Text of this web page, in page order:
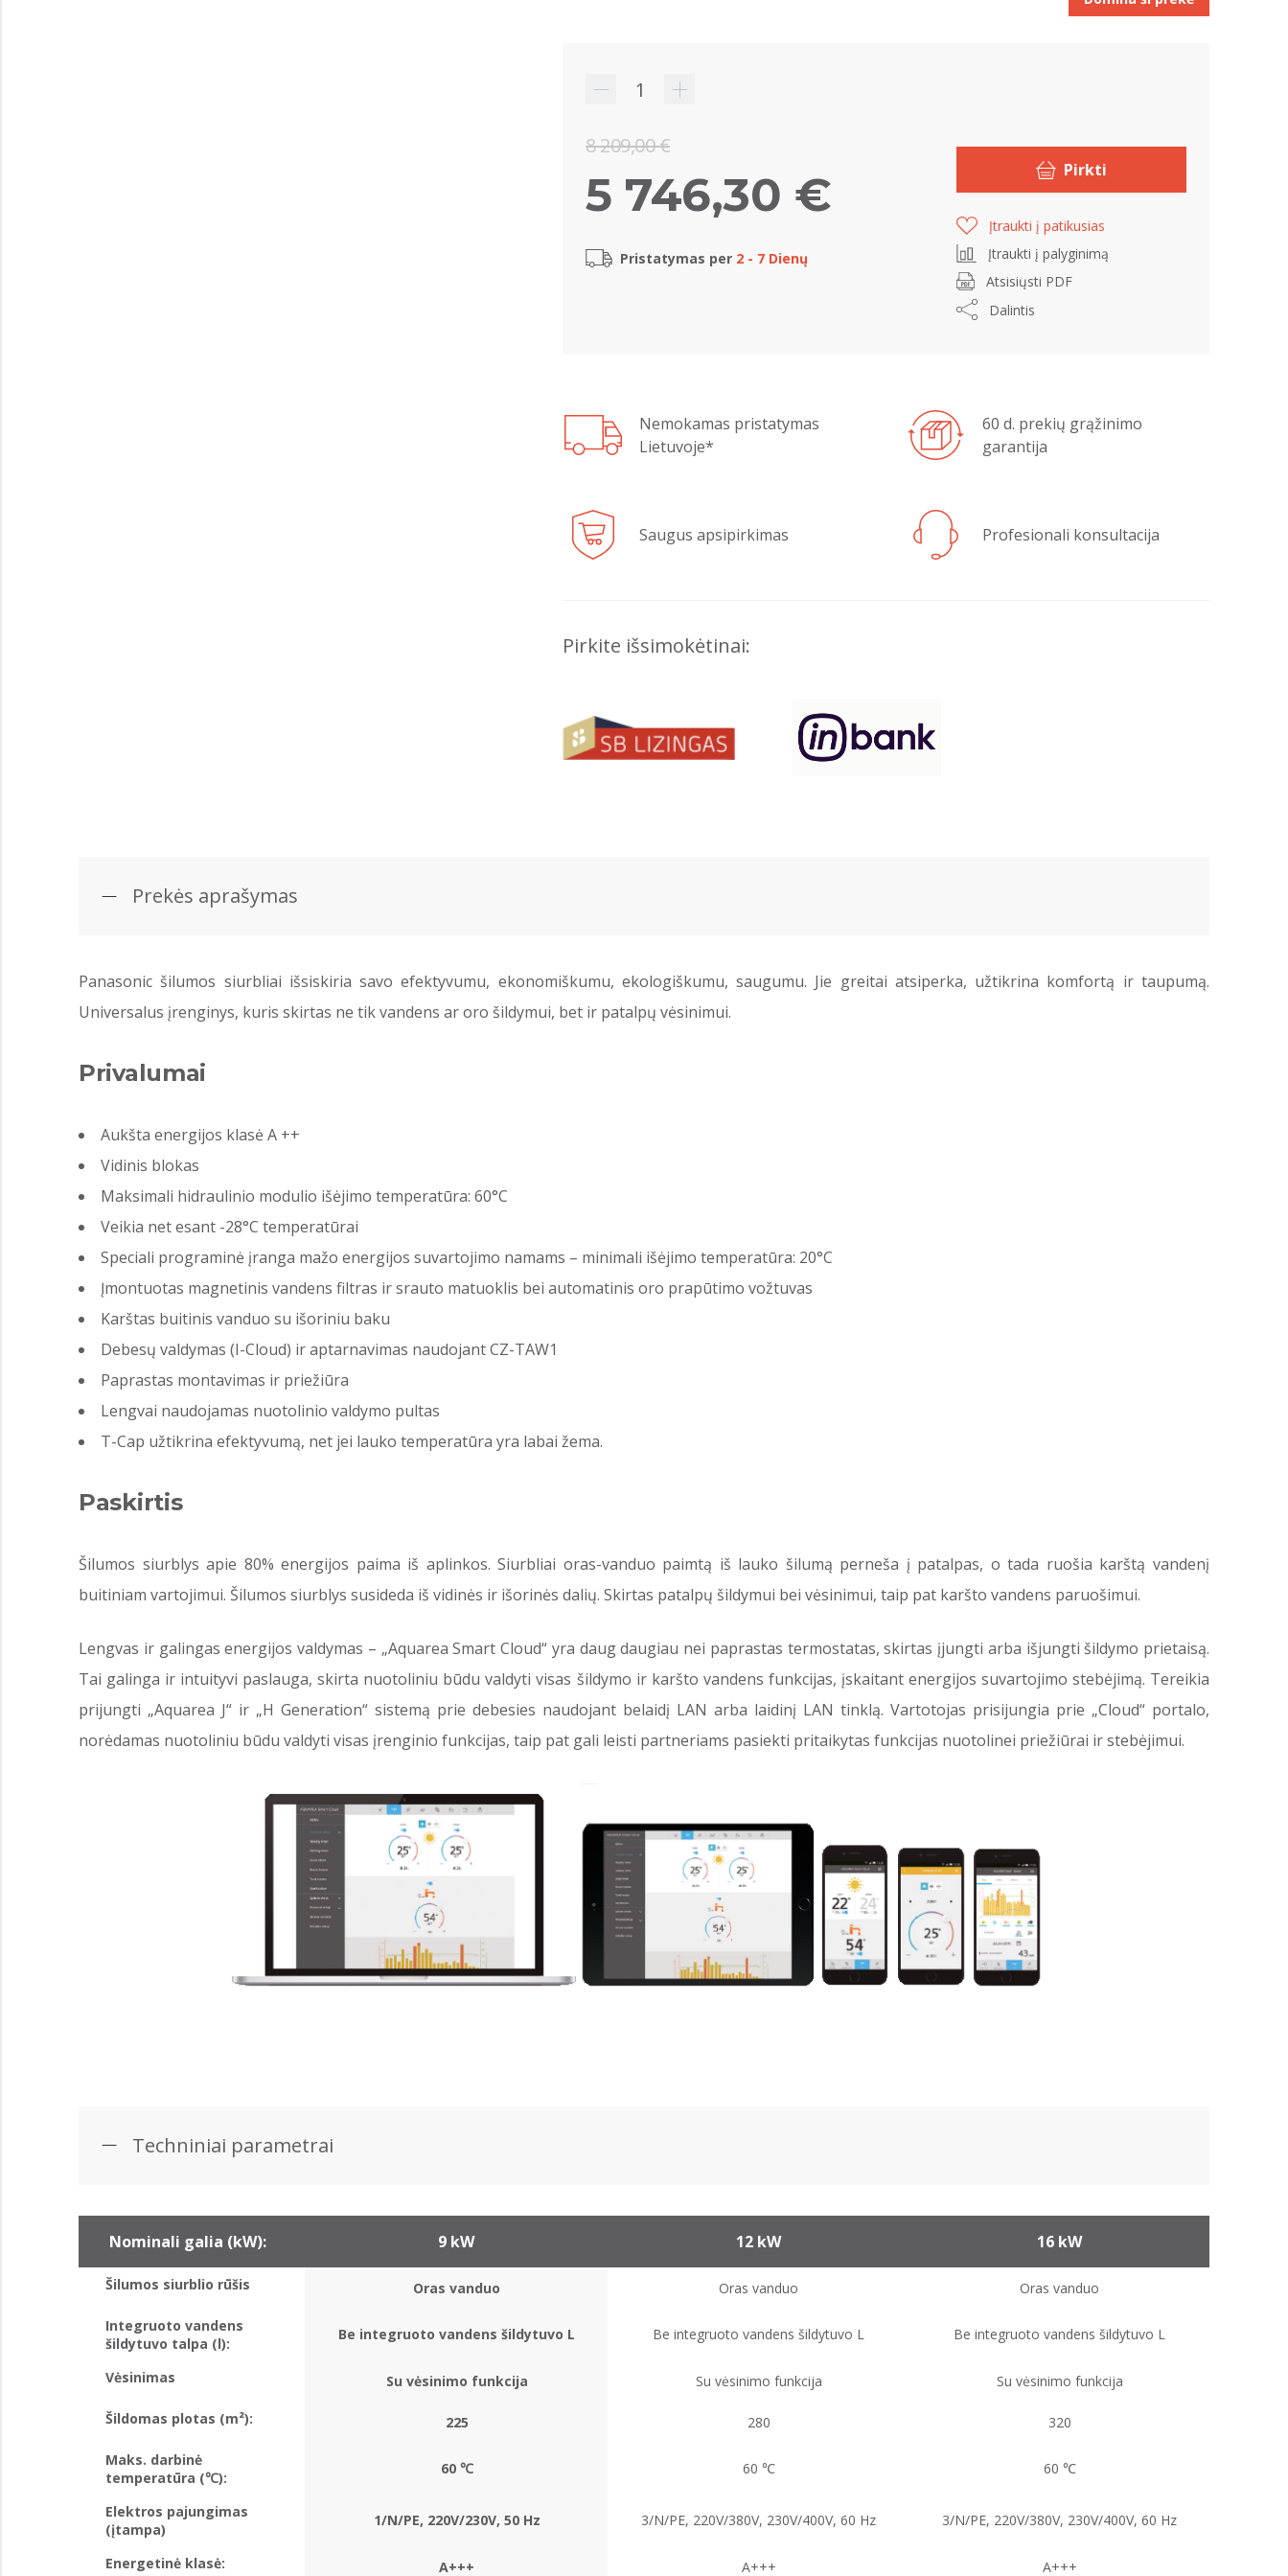
8 209,00 €
5 746,30 €
Pristatymas per 2 - 7 Dienų
Pirkti
Įtraukti į patikusias
Įtraukti į palyginimą
Atsisiųsti PDF
Dalintis
Nemokamas pristatymas
Lietuvoje*
60 d. prekių grąžinimo
garantija
Saugus apsipirkimas Profesionali konsultacija
Pirkite išsimokėtinai:
Prekės aprašymas
Panasonic šilumos siurbliai išsiskiria savo efektyvumu, ekonomiškumu, ekologiškumu, saugumu. Jie greitai atsiperka, užtikrina komfortą ir taupumą.
Universalus įrenginys, kuris skirtas ne tik vandens ar oro šildymui, bet ir patalpų vėsinimui.
Privalumai
Aukšta energijos klasė A ++
Vidinis blokas
Maksimali hidraulinio modulio išėjimo temperatūra: 60°C
Veikia net esant -28°C temperatūrai
Speciali programinė įranga mažo energijos suvartojimo namams – minimali išėjimo temperatūra: 20°C
Įmontuotas magnetinis vandens filtras ir srauto matuoklis bei automatinis oro prapūtimo vožtuvas
Karštas buitinis vanduo su išoriniu baku
Debesų valdymas (I-Cloud) ir aptarnavimas naudojant CZ-TAW1
Paprastas montavimas ir priežiūra
Lengvai naudojamas nuotolinio valdymo pultas
T-Cap užtikrina efektyvumą, net jei lauko temperatūra yra labai žema.
Paskirtis
Šilumos siurblys apie 80% energijos paima iš aplinkos. Siurbliai oras-vanduo paimtą iš lauko šilumą perneša į patalpas, o tada ruošia karštą vandenį
buitiniam vartojimui. Šilumos siurblys susideda iš vidinės ir išorinės dalių. Skirtas patalpų šildymui bei vėsinimui, taip pat karšto vandens paruošimui.
Lengvas ir galingas energijos valdymas – „Aquarea Smart Cloud“ yra daug daugiau nei paprastas termostatas, skirtas įjungti arba išjungti šildymo prietaisą.
Tai galinga ir intuityvi paslauga, skirta nuotoliniu būdu valdyti visas šildymo ir karšto vandens funkcijas, įskaitant energijos suvartojimo stebėjimą. Tereikia
prijungti „Aquarea J“ ir „H Generation“ sistemą prie debesies naudojant belaidį LAN arba laidinį LAN tinklą. Vartotojas prisijungia prie „Cloud“ portalo,
norėdamas nuotoliniu būdu valdyti visas įrenginio funkcijas, taip pat gali leisti partneriams pasiekti pritaikytas funkcijas nuotolinei priežiūrai ir stebėjimui.
Techniniai parametrai
Nominali galia (kW): 9 kW 12 kW 16 kW
Šilumos siurblio rūšis Oras vanduo Oras vanduo Oras vanduo
Integruoto vandens
šildytuvo talpa (l):
Be integruoto vandens šildytuvo L Be integruoto vandens šildytuvo L Be integruoto vandens šildytuvo L
Vėsinimas Su vėsinimo funkcija Su vėsinimo funkcija Su vėsinimo funkcija
Šildomas plotas (m²): 225 280 320
Maks. darbinė
temperatūra (℃):
60 ℃ 60 ℃ 60 ℃
Elektros pajungimas
(įtampa)
1/N/PE, 220V/230V, 50 Hz 3/N/PE, 220V/380V, 230V/400V, 60 Hz 3/N/PE, 220V/380V, 230V/400V, 60 Hz
Energetinė klasė: A+++ A+++ A+++